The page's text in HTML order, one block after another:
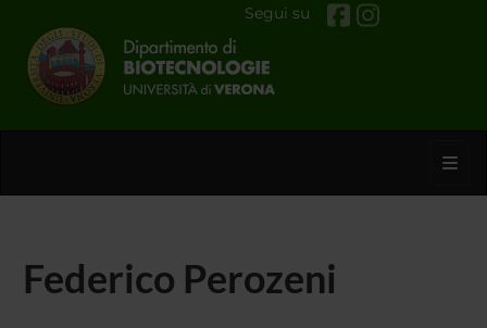
Segui su
Federico Perozeni